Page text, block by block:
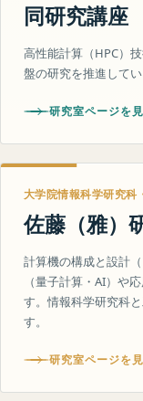
同研究講座
高性能計算（HPC）
盤の研究を推進してい
研究室ページを
大学院情報科学研究科
佐藤（雅）
計算機の構成と設計
（量子計算・AI）や
す。情報科学研究科
す。
研究室ページを